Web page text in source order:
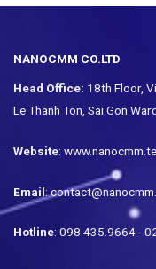
NANOCMM CO.LTD
Head Office: 18th Floor,
Le Thanh Ton, Sai Gon
Website:
Email:
Hotline: 098.435.9664 -